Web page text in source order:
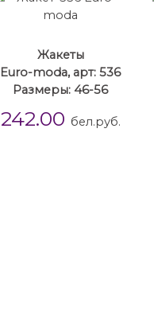
Жакеты
Euro-moda, арт: 536
Размеры: 46-56
242.00 бел.руб.